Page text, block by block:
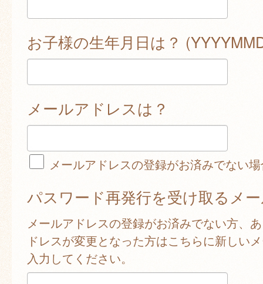
お子様の生年月日は？
メールアドレスは？
メールアドレスの登録がお済みでない
パスワード再発行を受け取るメ
メールアドレスの登録がお済みでない方、
ドレスが変更となった方はこちらに新しい
入力してください。